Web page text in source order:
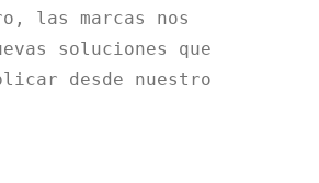
las marcas nos
soluciones que
desde nuestro